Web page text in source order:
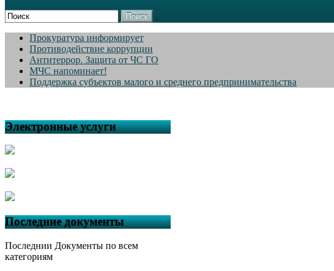
Поиск
Прокуратура информирует
Противодействие коррупции
Антитеррор. Защита от ЧС ГО
МЧС напоминает!
Поддержка субъектов малого и среднего предпринимательства
Электронные услуги
Последние документы
Последнии Документы по всем
категориям